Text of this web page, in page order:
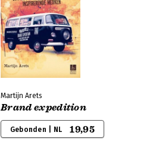
Martijn Arets
Brand expedition
Gebonden | NL 19,95